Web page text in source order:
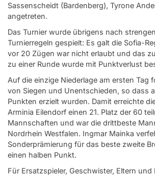
Sassenscheidt (Bardenberg), Tyrone
angetreten.
Das Turnier wurde übrigens nach
Turnierregeln gespielt: Es galt die Sofia-
vor 20 Zügen war nicht erlaubt und das
zu einer Runde wurde mit Punktverlust
Auf die einzige Niederlage am ersten Tag
von Siegen und Unentschieden, so dass
Punkten erzielt wurden. Damit erreichte
Arminia Eilendorf einen 21. Platz der 60
Mannschaften und war die drittbeste
Nordrhein Westfalen. Ingmar Mainka
Sonderprämierung für das beste zweite
einen halben Punkt.
Für Ersatzspieler, Geschwister, Eltern und